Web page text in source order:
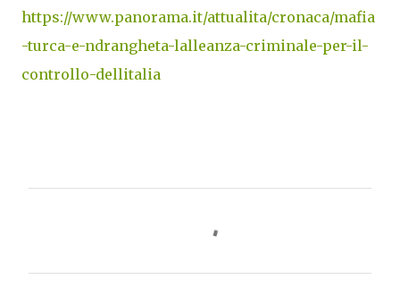
https://www.panorama.it/attualita/cronaca/mafia
-turca-e-ndrangheta-lalleanza-criminale-per-il-
controllo-dellitalia